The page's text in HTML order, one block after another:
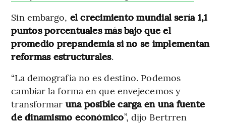
Sin embargo, el crecimiento mundial sería 1,1
puntos porcentuales más bajo que el
promedio prepandemia si no se implementan
reformas estructurales.
“La demografía no es destino. Podemos
cambiar la forma en que envejecemos y
transformar una posible carga en una fuente
de dinamismo económico”, dijo Bertrren